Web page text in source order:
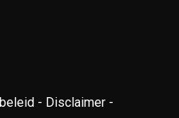
- Disclaimer -